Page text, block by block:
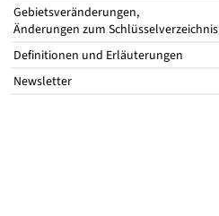
Gebietsveränderungen,
Änderungen zum Schlüsselverzeichnis
Definitionen und Erläuterungen
Newsletter